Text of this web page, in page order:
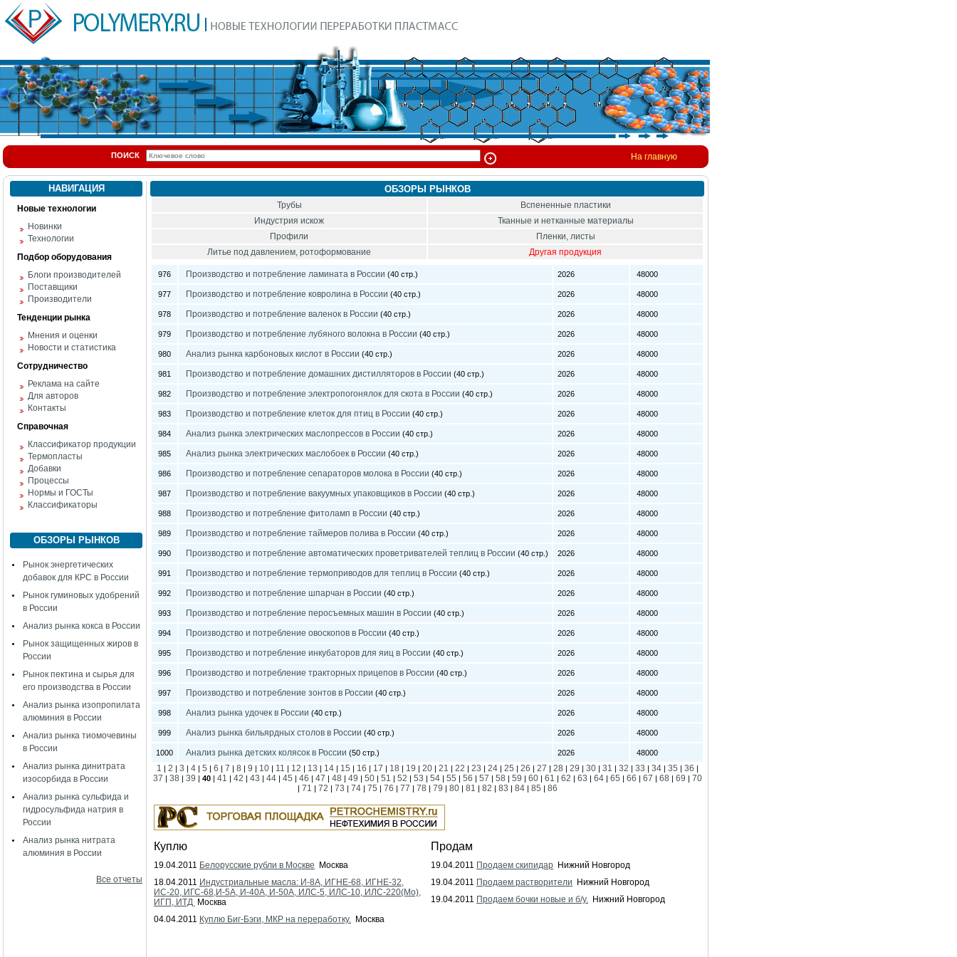
ПОИСК На главную
НАВИГАЦИЯ
Новые технологии
Новинки
Технологии
Подбор оборудования
Блоги производителей
Поставщики
Производители
Тенденции рынка
Мнения и оценки
Новости и статистика
Сотрудничество
Реклама на сайте
Для авторов
Контакты
Справочная
Классификатор продукции
Термопласты
Добавки
Процессы
Нормы и ГОСТы
Классификаторы
ОБЗОРЫ РЫНКОВ
Рынок энергетических
добавок для КРС в России
Рынок гуминовых удобрений
в России
Анализ рынка кокса в России
Рынок защищенных жиров в
России
Рынок пектина и сырья для
его производства в России
Анализ рынка изопропилата
алюминия в России
Анализ рынка тиомочевины
в России
Анализ рынка динитрата
изосорбида в России
Анализ рынка сульфида и
гидросульфида натрия в
России
Анализ рынка нитрата
алюминия в России
Все отчеты
ОБЗОРЫ РЫНКОВ
Трубы
Вспененные пластики
Индустрия искож
Тканные и нетканные материалы
Профили
Пленки, листы
Литье под давлением, ротоформование
Другая продукция
976 Производство и потребление ламината в России (40 стр.) 2026 48000
977 Производство и потребление ковролина в России (40 стр.) 2026 48000
978 Производство и потребление валенок в России (40 стр.) 2026 48000
979 Производство и потребление лубяного волокна в России (40 стр.) 2026 48000
980 Анализ рынка карбоновых кислот в России (40 стр.) 2026 48000
981 Производство и потребление домашних дистилляторов в России (40 стр.) 2026 48000
982 Производство и потребление электропогонялок для скота в России (40 стр.) 2026 48000
983 Производство и потребление клеток для птиц в России (40 стр.) 2026 48000
984 Анализ рынка электрических маслопрессов в России (40 стр.) 2026 48000
985 Анализ рынка электрических маслобоек в России (40 стр.) 2026 48000
986 Производство и потребление сепараторов молока в России (40 стр.) 2026 48000
987 Производство и потребление вакуумных упаковщиков в России (40 стр.) 2026 48000
988 Производство и потребление фитоламп в России (40 стр.) 2026 48000
989 Производство и потребление таймеров полива в России (40 стр.) 2026 48000
990 Производство и потребление автоматических проветривателей теплиц в России (40 стр.) 2026 48000
991 Производство и потребление термоприводов для теплиц в России (40 стр.) 2026 48000
992 Производство и потребление шпарчан в России (40 стр.) 2026 48000
993 Производство и потребление перосъемных машин в России (40 стр.) 2026 48000
994 Производство и потребление овоскопов в России (40 стр.) 2026 48000
995 Производство и потребление инкубаторов для яиц в России (40 стр.) 2026 48000
996 Производство и потребление тракторных прицепов в России (40 стр.) 2026 48000
997 Производство и потребление зонтов в России (40 стр.) 2026 48000
998 Анализ рынка удочек в России (40 стр.) 2026 48000
999 Анализ рынка бильярдных столов в России (40 стр.) 2026 48000
1000 Анализ рынка детских колясок в России (50 стр.) 2026 48000
1 | 2 | 3 | 4| 5 | 6 | 7 | 8 | 9 | 10| 11 | 12 | 13 | 14| 15 | 16 | 17 | 18 | 19 | 20| 21 | 22 | 23 | 24| 25 | 26 | 27 | 28 | 29 | 30| 31 | 32 | 33 | 34| 35 | 36 |
37 | 38 | 39 | 40| 41 | 42 | 43 | 44| 45 | 46 | 47 | 48 | 49 | 50| 51 | 52 | 53 | 54| 55 | 56 | 57 | 58 | 59 | 60| 61 | 62 | 63 | 64| 65 | 66 | 67 | 68 | 69 | 70
| 71 | 72 | 73 | 74| 75 | 76 | 77 | 78 | 79 | 80| 81 | 82 | 83 | 84| 85 | 86
Куплю
19.04.2011 Белорусские рубли в Москве Москва
18.04.2011 Индустриальные масла: И-8А, ИГНЕ-68, ИГНЕ-32,
ИС-20, ИГС-68,И-5А, И-40А, И-50А, ИЛС-5, ИЛС-10, ИЛС-220(Мо),
ИГП, ИТД Москва
04.04.2011 Куплю Биг-Бэги, МКР на переработку. Москва
Продам
19.04.2011 Продаем скипидар Нижний Новгород
19.04.2011 Продаем растворители Нижний Новгород
19.04.2011 Продаем бочки новые и б/у. Нижний Новгород